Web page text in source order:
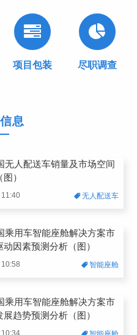
项目包装 尽职调查
息
无人配送车销量及市场空间
）
11:40 无人配送车
乘用车智能座舱解决方案市
因素预测分析（图）
智能座舱
乘用车智能座舱解决方案市
趋势预测分析（图）